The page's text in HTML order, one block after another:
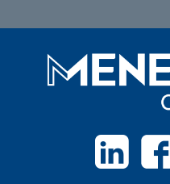
Linkedin